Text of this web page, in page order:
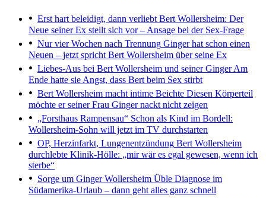
Erst hart beleidigt, dann verliebt Bert Wollersheim: Der
Neue seiner Ex stellt sich vor – Ansage bei der Sex-Frage
Nur vier Wochen nach Trennung Ginger hat schon einen
Neuen – jetzt spricht Bert Wollersheim über seine Ex
Liebes-Aus bei Bert Wollersheim und seiner GingerAm
Ende hatte sie Angst, dass Bert beim Sex stirbt
Bert Wollersheim macht intime Beichte Diesen Körperteil
möchte er seiner Frau Ginger nackt nicht zeigen
„Forsthaus Rampensau“ Schon als Kind im Bordell:
Wollersheim-Sohn will jetzt im TV durchstarten
OP, Herzinfarkt, Lungenentzündung Bert Wollersheim
durchlebte Klinik-Hölle: „mir wär es egal gewesen, wenn ich
sterbe“
Sorge um Ginger Wollersheim Üble Diagnose im
Südamerika-Urlaub – dann geht alles ganz schnell